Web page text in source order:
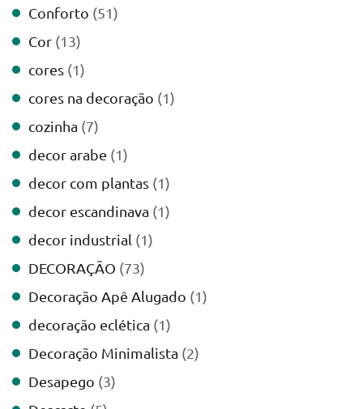
Conforto (51)
Cor (13)
cores (1)
cores na decoração (1)
cozinha (7)
decor arabe (1)
decor com plantas (1)
decor escandinava (1)
decor industrial (1)
DECORAÇÃO (73)
Decoração Apê Alugado (1)
decoração eclética (1)
Decoração Minimalista (2)
Desapego (3)